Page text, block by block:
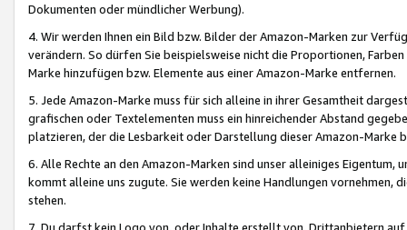
Dokumenten oder mündlicher Werbung).
4. Wir werden Ihnen ein Bild bzw. Bilder der Amazon-Marken zur
verändern. So dürfen Sie beispielsweise nicht die Proportionen,
Marke hinzufügen bzw. Elemente aus einer Amazon-Marke entfernen.
5. Jede Amazon-Marke muss für sich alleine in ihrer Gesamtheit
grafischen oder Textelementen muss ein hinreichender Abstand
platzieren, der die Lesbarkeit oder Darstellung dieser Amazon-Marke
6. Alle Rechte an den Amazon-Marken sind unser alleiniges
kommt alleine uns zugute. Sie werden keine Handlungen vornehmen,
stehen.
7. Du darfst kein Logo von, oder Inhalte erstellt von,Drittanbietern auf